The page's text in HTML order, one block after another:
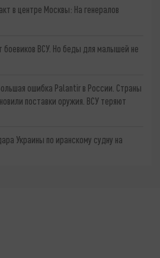
в центре Москвы: На генералов
боевиков ВСУ. Но беды для малышей не
ошибка Palantir в России. Страны
поставки оружия. ВСУ теряют
Украины по иранскому судну на